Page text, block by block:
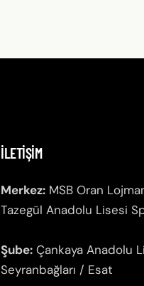
İLETIŞIM
Merkez: MSB Oran
Tazegül Anadolu Lisesi
Şube: Çankaya Anadolu
Seyranbağları / Esat